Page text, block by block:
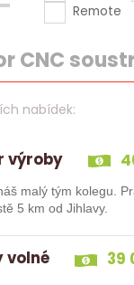
Remote
CNC
nabídek:
výroby
malý tým kolegu.
5 km od Jihlavy.
volné 39